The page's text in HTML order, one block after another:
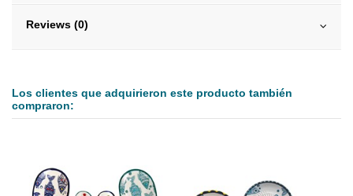
Reviews (0)
Los clientes que adquirieron este producto también
compraron: